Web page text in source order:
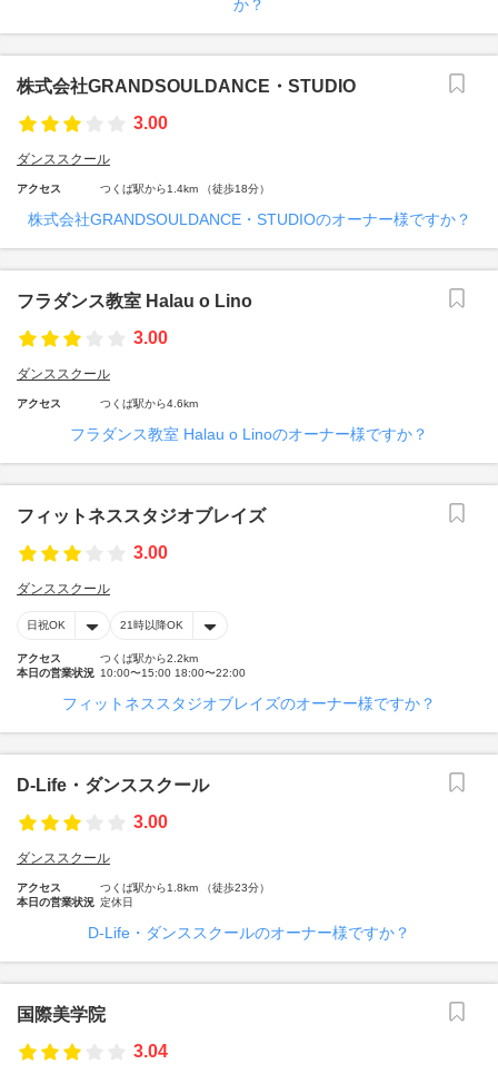
か？
株式会社GRANDSOULDANCE・STUDIO
3.00
ダンススクール
アクセス つくば駅から1.4km （徒歩18分）
株式会社GRANDSOULDANCE・STUDIOのオーナー様ですか？
フラダンス教室 Halau o Lino
3.00
ダンススクール
アクセス つくば駅から4.6km
フラダンス教室 Halau o Linoのオーナー様ですか？
フィットネススタジオブレイズ
3.00
ダンススクール
日祝OK 21時以降OK
アクセス
つくば駅から2.2km
本日の営業状況 10:00〜15:00 18:00〜22:00
フィットネススタジオブレイズのオーナー様ですか？
D‐Life・ダンススクール
3.00
ダンススクール
アクセス
つくば駅から1.8km （徒歩23分）
本日の営業状況 定休日
D‐Life・ダンススクールのオーナー様ですか？
国際美学院
3.04